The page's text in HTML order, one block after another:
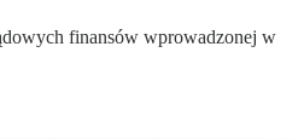
finansów wprowadzonej w